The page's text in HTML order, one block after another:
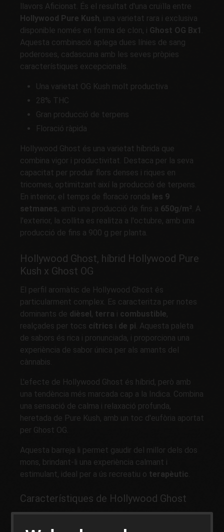
llavors Aficionat. És el resultat d'una cruïlla entre
Hollywood Pure Kush, una varietat rara i exclusiva
disponible només en forma de clon, i Ghost OG Bx1 .
Aquesta combinació aplega dues línies de sang
poderoses, cadascuna amb les seves pròpies
característiques excepcionals.
Una varietat OG Kush molt productiva
28% THC
Gran producció de terpens
Floració ràpida
Hollywood Ghost és una varietat híbrida que
combina vigor i productivitat. Destaca per la seva
capacitat per produir flors denses i riques en
tricomes, optimitzant així la producció de terpens.
En interior, el temps de floració ronda les 9
setmanes, amb una producció de fins a 650g/m². A
l'exterior, la collita es realitza a l'octubre, amb una
producció de fins a 900 g per planta.
Hollywood Ghost, híbrid Hollywood Pure
Kush x Ghost OG
El perfil aromàtic de Hollywood Ghost és
particularment complex. Es caracteritza per notes
dominants de dièsel , terra i combustible,
realçades per tocs cítrics i de pi. Aquesta paleta
de sabors és rica i pronunciada, i proporciona una
experiència de sabor única per als amants del
cànnabis.
L'efecte de Hollywood Ghost és híbrid, però amb
una tendència més marcada cap a la Indica. Combina
una sensació de calma i relaxació profunda,
heretada de Pure Kush, amb un toc d'eufòria aportat
per Ghost OG.
Aquesta barreja li permet gaudir del millor dels dos
mons, brindant-li una experiència calmant i
estimulant, ideal per a ús recreatiu o terapèutic.
Característiques de Hollywood Ghost